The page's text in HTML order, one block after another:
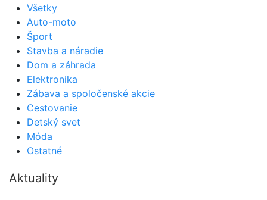
Všetky
Auto-moto
Šport
Stavba a náradie
Dom a záhrada
Elektronika
Zábava a spoločenské akcie
Cestovanie
Detský svet
Móda
Ostatné
Aktuality